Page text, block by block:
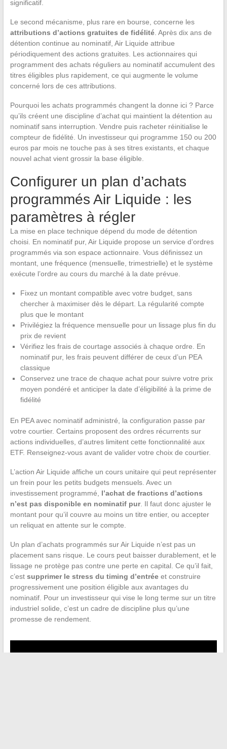
significatif.
Le second mécanisme, plus rare en bourse, concerne les
attributions d’actions gratuites de fidélité. Après dix ans de
détention continue au nominatif, Air Liquide attribue
périodiquement des actions gratuites. Les actionnaires qui
programment des achats réguliers au nominatif accumulent des
titres éligibles plus rapidement, ce qui augmente le volume
concerné lors de ces attributions.
Pourquoi les achats programmés changent la donne ici ? Parce
qu’ils créent une discipline d’achat qui maintient la détention au
nominatif sans interruption. Vendre puis racheter réinitialise le
compteur de fidélité. Un investisseur qui programme 150 ou 200
euros par mois ne touche pas à ses titres existants, et chaque
nouvel achat vient grossir la base éligible.
Configurer un plan d’achats
programmés Air Liquide : les
paramètres à régler
La mise en place technique dépend du mode de détention
choisi. En nominatif pur, Air Liquide propose un service d’ordres
programmés via son espace actionnaire. Vous définissez un
montant, une fréquence (mensuelle, trimestrielle) et le système
exécute l’ordre au cours du marché à la date prévue.
Fixez un montant compatible avec votre budget, sans
chercher à maximiser dès le départ. La régularité compte
plus que le montant
Privilégiez la fréquence mensuelle pour un lissage plus fin du
prix de revient
Vérifiez les frais de courtage associés à chaque ordre. En
nominatif pur, les frais peuvent différer de ceux d’un PEA
classique
Conservez une trace de chaque achat pour suivre votre prix
moyen pondéré et anticiper la date d’éligibilité à la prime de
fidélité
En PEA avec nominatif administré, la configuration passe par
votre courtier. Certains proposent des ordres récurrents sur
actions individuelles, d’autres limitent cette fonctionnalité aux
ETF. Renseignez-vous avant de valider votre choix de courtier.
L’action Air Liquide affiche un cours unitaire qui peut représenter
un frein pour les petits budgets mensuels. Avec un
investissement programmé, l’achat de fractions d’actions
n’est pas disponible en nominatif pur. Il faut donc ajuster le
montant pour qu’il couvre au moins un titre entier, ou accepter
un reliquat en attente sur le compte.
Un plan d’achats programmés sur Air Liquide n’est pas un
placement sans risque. Le cours peut baisser durablement, et le
lissage ne protège pas contre une perte en capital. Ce qu’il fait,
c’est supprimer le stress du timing d’entréeet construire
progressivement une position éligible aux avantages du
nominatif. Pour un investisseur qui vise le long terme sur un titre
industriel solide, c’est un cadre de discipline plus qu’une
promesse de rendement.